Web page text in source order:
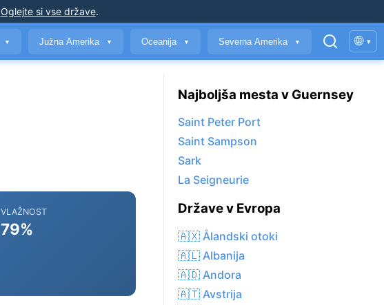
Oglejte si vse države.
▼ Južna Amerika ▼ Oceanija ▼ Severna Amerika ▼ 🌐 ▾
VLAŽNOST
79%
Najboljša mesta v Guernsey
Saint Peter Port
Saint Sampson
Sark
La Seigneurie
Države v Evropa
🇦🇽 Ålandski otoki
🇦🇱 Albanija
🇦🇩 Andora
🇦🇹 Avstrija